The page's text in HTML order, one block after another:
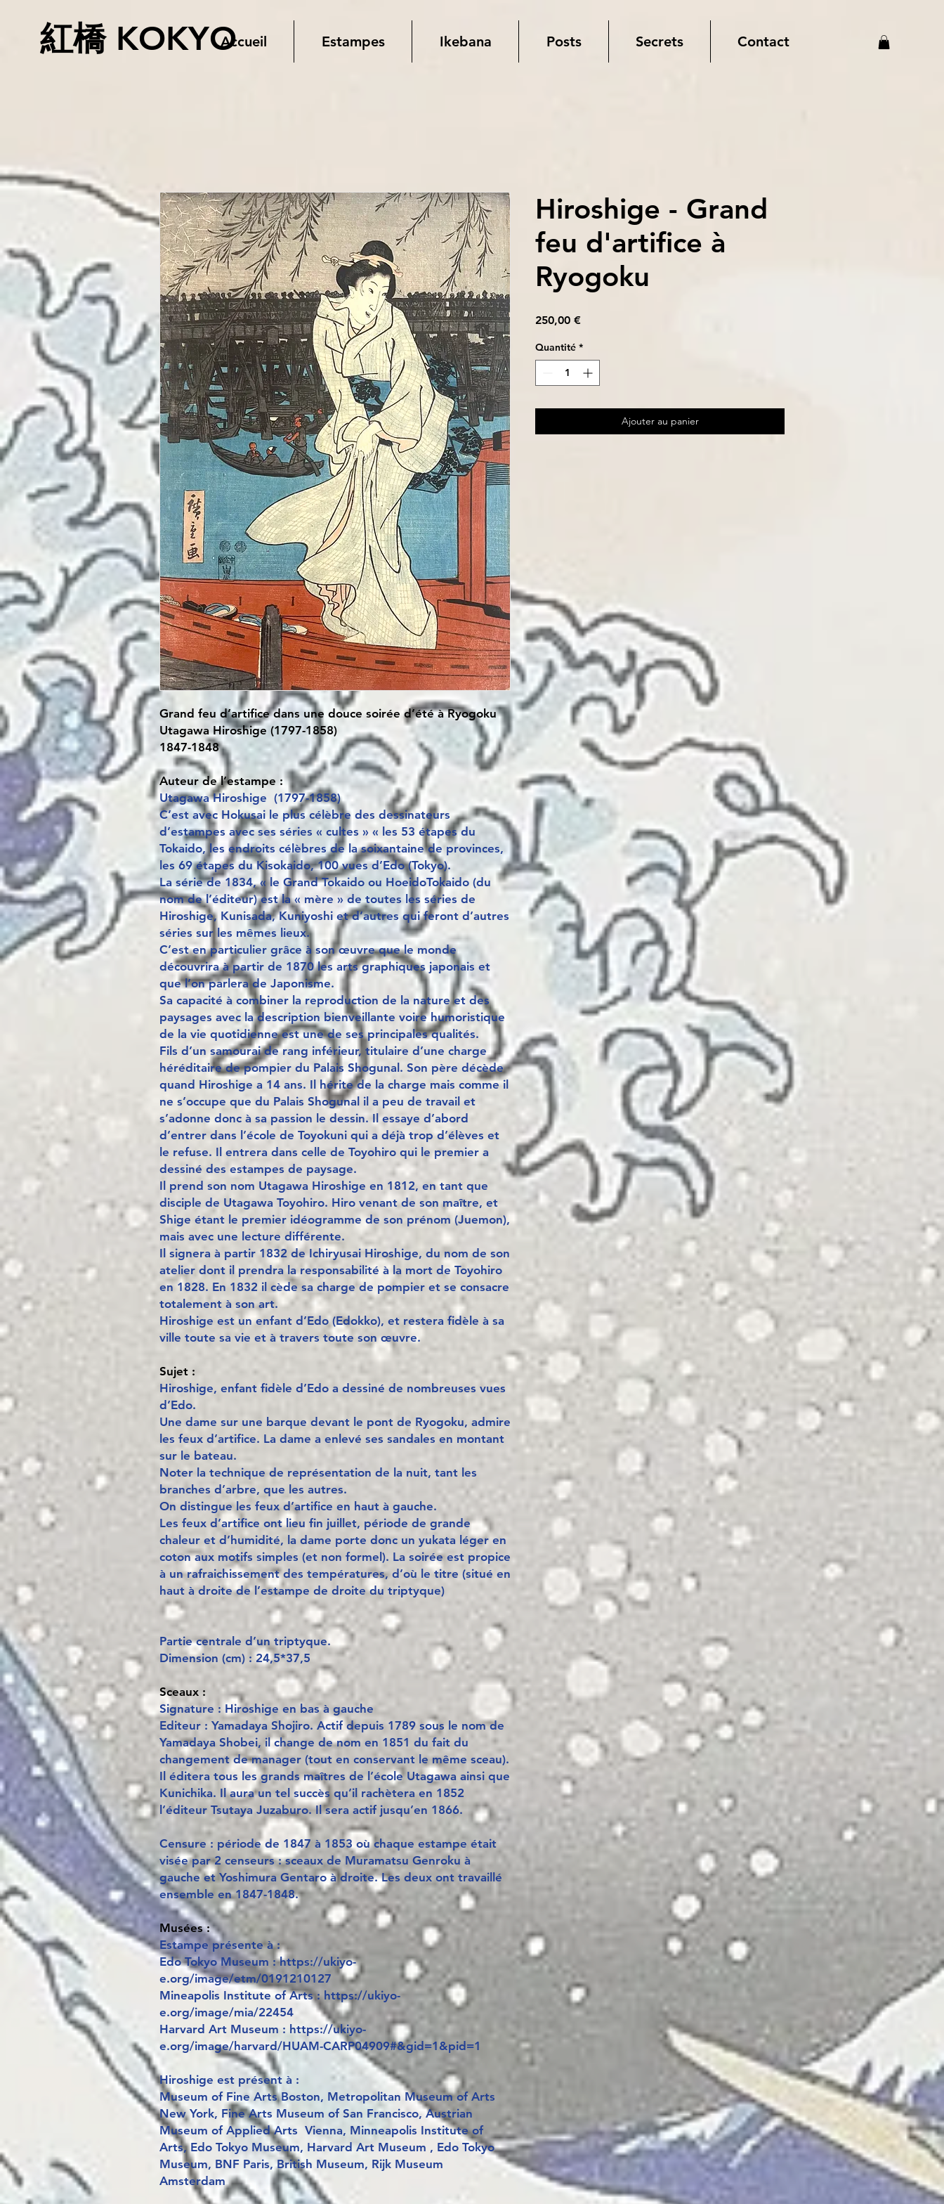
紅橋 KOKYOAccueil Estampes Ikebana Posts Secrets Contact
Grand feu d’artifice dans une douce soirée d’été à Ryogoku
Utagawa Hiroshige (1797-1858)
1847-1848
Auteur de l’estampe :
Utagawa Hiroshige (1797-1858)
C’est avec Hokusai le plus célèbre des dessinateurs
d’estampes avec ses séries « cultes » « les 53 étapes du
Tokaido, les endroits célèbres de la soixantaine de provinces,
les 69 étapes du Kisokaido, 100 vues d’Edo (Tokyo).
La série de 1834, « le Grand Tokaido ou HoeidoTokaido (du
nom de l’éditeur) est la « mère » de toutes les séries de
Hiroshige, Kunisada, Kuniyoshi et d’autres qui feront d’autres
séries sur les mêmes lieux.
C’est en particulier grâce à son œuvre que le monde
découvrira à partir de 1870 les arts graphiques japonais et
que l’on parlera de Japonisme.
Sa capacité à combiner la reproduction de la nature et des
paysages avec la description bienveillante voire humoristique
de la vie quotidienne est une de ses principales qualités.
Fils d’un samourai de rang inférieur, titulaire d’une charge
héréditaire de pompier du Palais Shogunal. Son père décède
quand Hiroshige a 14 ans. Il hérite de la charge mais comme il
ne s’occupe que du Palais Shogunal il a peu de travail et
s’adonne donc à sa passion le dessin. Il essaye d’abord
d’entrer dans l’école de Toyokuni qui a déjà trop d’élèves et
le refuse. Il entrera dans celle de Toyohiro qui le premier a
dessiné des estampes de paysage.
Il prend son nom Utagawa Hiroshige en 1812, en tant que
disciple de Utagawa Toyohiro. Hiro venant de son maître, et
Shige étant le premier idéogramme de son prénom (Juemon),
mais avec une lecture différente.
Il signera à partir 1832 de Ichiryusai Hiroshige, du nom de son
atelier dont il prendra la responsabilité à la mort de Toyohiro
en 1828. En 1832 il cède sa charge de pompier et se consacre
totalement à son art.
Hiroshige est un enfant d’Edo (Edokko), et restera fidèle à sa
ville toute sa vie et à travers toute son œuvre.
Sujet :
Hiroshige, enfant fidèle d’Edo a dessiné de nombreuses vues
d’Edo.
Une dame sur une barque devant le pont de Ryogoku, admire
les feux d’artifice. La dame a enlevé ses sandales en montant
sur le bateau.
Noter la technique de représentation de la nuit, tant les
branches d’arbre, que les autres.
On distingue les feux d’artifice en haut à gauche.
Les feux d’artifice ont lieu fin juillet, période de grande
chaleur et d’humidité, la dame porte donc un yukata léger en
coton aux motifs simples (et non formel). La soirée est propice
à un rafraichissement des températures, d’où le titre (situé en
haut à droite de l’estampe de droite du triptyque)
Partie centrale d’un triptyque.
Dimension (cm) : 24,5*37,5
Sceaux :
Signature : Hiroshige en bas à gauche
Editeur : Yamadaya Shojiro. Actif depuis 1789 sous le nom de
Yamadaya Shobei, il change de nom en 1851 du fait du
changement de manager (tout en conservant le même sceau).
Il éditera tous les grands maîtres de l’école Utagawa ainsi que
Kunichika. Il aura un tel succès qu’il rachètera en 1852
l’éditeur Tsutaya Juzaburo. Il sera actif jusqu’en 1866.
Censure : période de 1847 à 1853 où chaque estampe était
visée par 2 censeurs : sceaux de Muramatsu Genroku à
gauche et Yoshimura Gentaro à droite. Les deux ont travaillé
ensemble en 1847-1848.
Musées :
Estampe présente à :
Edo Tokyo Museum : https://ukiyo-
e.org/image/etm/0191210127
Mineapolis Institute of Arts : https://ukiyo-
e.org/image/mia/22454
Harvard Art Museum : https://ukiyo-
e.org/image/harvard/HUAM-CARP04909#&gid=1&pid=1
Hiroshige est présent à :
Museum of Fine Arts Boston, Metropolitan Museum of Arts
New York, Fine Arts Museum of San Francisco, Austrian
Museum of Applied Arts Vienna, Minneapolis Institute of
Arts, Edo Tokyo Museum, Harvard Art Museum , Edo Tokyo
Museum, BNF Paris, British Museum, Rijk Museum
Amsterdam
Hiroshige - Grand
feu d'artifice à
Ryogoku
250,00 €Prix
Quantité *
Ajouter au panier